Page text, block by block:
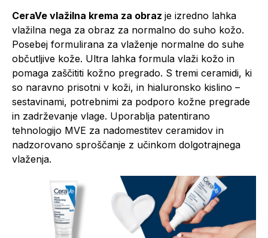
CeraVe vlažilna krema za obraz je izredno lahka
vlažilna nega za obraz za normalno do suho kožo.
Posebej formulirana za vlaženje normalne do suhe
občutljive kože. Ultra lahka formula vlaži kožo in
pomaga zaščititi kožno pregrado. S tremi ceramidi, ki
so naravno prisotni v koži, in hialuronsko kislino –
sestavinami, potrebnimi za podporo kožne pregrade
in zadrževanje vlage. Uporablja patentirano
tehnologijo MVE za nadomestitev ceramidov in
nadzorovano sproščanje z učinkom dolgotrajnega
vlaženja.